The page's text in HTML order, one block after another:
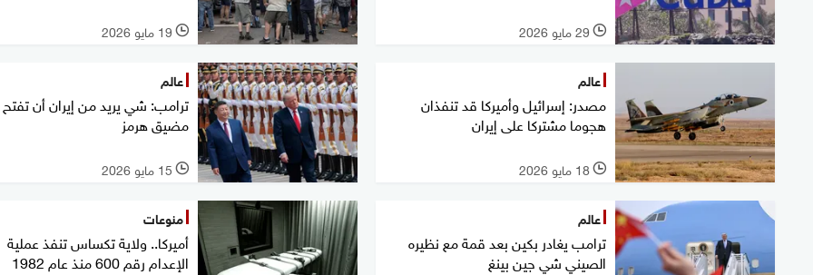
l 29 مايو 2026 l 19 مايو 2026
عالم
مصدر: إسرائيل وأميركا قد تنفذان
هجوما مشتركا على إيران
l 18 مايو 2026
عالم
ترامب: شي يريد من إيران أن تفتح
مضيق هرمز
l 15 مايو 2026
عالم
ترامب يغادر بكين بعد قمة مع نظيره
الصيني شي جين بينغ
منوعات
أميركا.. ولاية تكساس تنفذ عملية
الإعدام رقم 600 منذ عام 1982